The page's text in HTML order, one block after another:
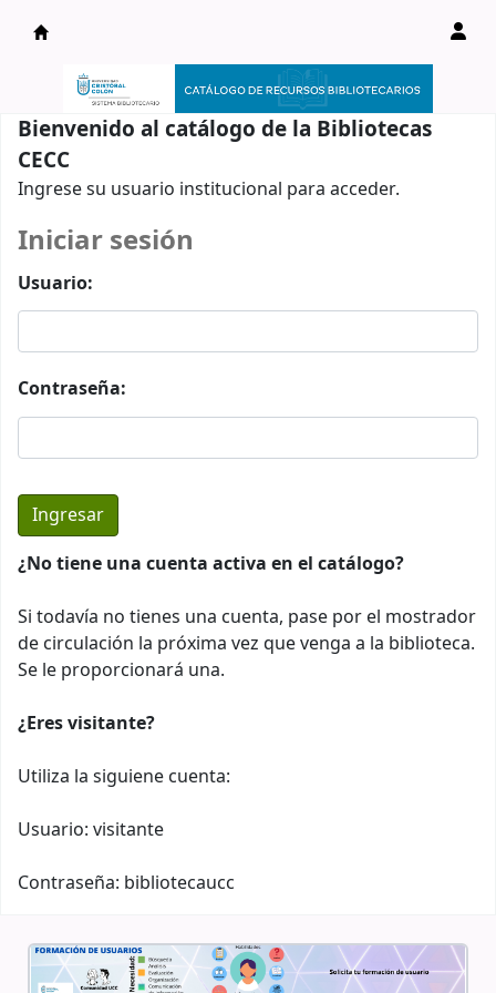
Catálogo en línea
Bienvenido al catálogo de la Bibliotecas
CECC
Ingrese su usuario institucional para acceder.
Iniciar sesión
Usuario:
Contraseña:
¿No tiene una cuenta activa en el catálogo?
Si todavía no tienes una cuenta, pase por el mostrador
de circulación la próxima vez que venga a la biblioteca.
Se le proporcionará una.
¿Eres visitante?
Utiliza la siguiene cuenta:
Usuario: visitante
Contraseña: bibliotecaucc